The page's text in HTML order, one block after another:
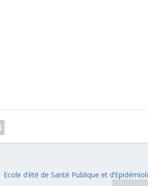
Ecole d’été de Santé Publique et